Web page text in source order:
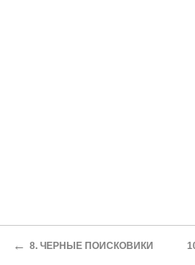
← 8. ЧЕРНЫЕ ПОИСКОВИКИ